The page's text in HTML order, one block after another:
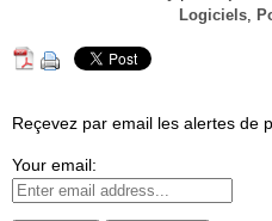
Logiciels,
Reçevez par email les alertes de
Your email: